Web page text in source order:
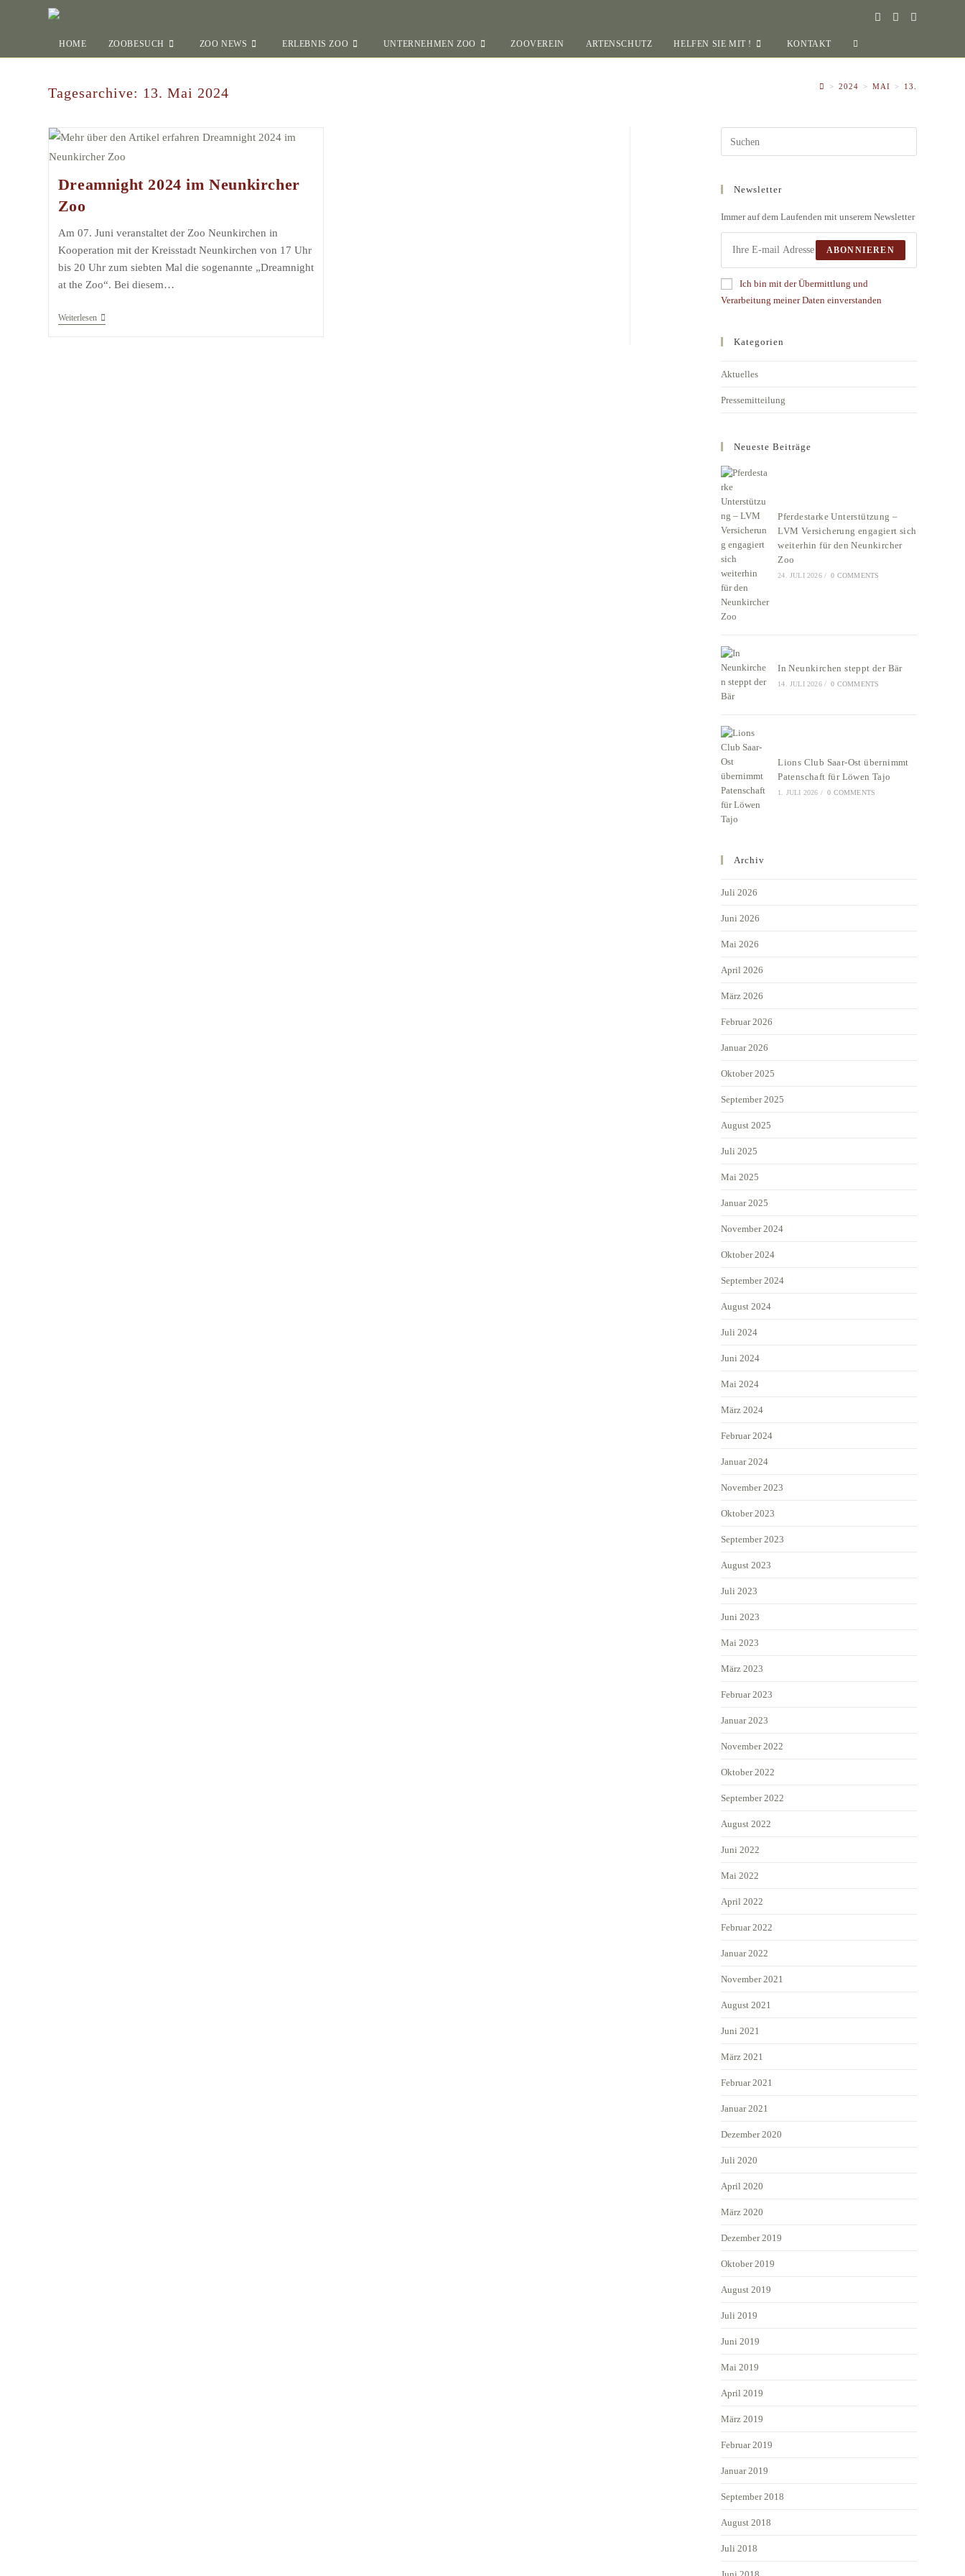
HOME ZOOBESUCH ZOO NEWS ERLEBNIS ZOO UNTERNEHMEN ZOO ZOOVEREIN ARTENSCHUTZ HELFEN SIE MIT ! KONTAKT
Tagesarchive: 13. Mai 2024 > 2024 > MAI > 13.
Dreamnight 2024 im Neunkircher
Zoo
Am 07. Juni veranstaltet der Zoo Neunkirchen in
Kooperation mit der Kreisstadt Neunkirchen von 17 Uhr
bis 20 Uhr zum siebten Mal die sogenannte „Dreamnight
at the Zoo“. Bei diesem…
Weiterlesen
Newsletter
Immer auf dem Laufenden mit unserem Newsletter
ABONNIEREN
Ich bin mit der Übermittlung und
Verarbeitung meiner Daten einverstanden
Kategorien
Aktuelles
Pressemitteilung
Neueste Beiträge
Pferdestarke Unterstützung –
LVM Versicherung engagiert sich
weiterhin für den Neunkircher
Zoo
24. JULI 2026 / 0 COMMENTS
In Neunkirchen steppt der Bär
14. JULI 2026 / 0 COMMENTS
Lions Club Saar-Ost übernimmt
Patenschaft für Löwen Tajo
1. JULI 2026 / 0 COMMENTS
Archiv
Juli 2026
Juni 2026
Mai 2026
April 2026
März 2026
Februar 2026
Januar 2026
Oktober 2025
September 2025
August 2025
Juli 2025
Mai 2025
Januar 2025
November 2024
Oktober 2024
September 2024
August 2024
Juli 2024
Juni 2024
Mai 2024
März 2024
Februar 2024
Januar 2024
November 2023
Oktober 2023
September 2023
August 2023
Juli 2023
Juni 2023
Mai 2023
März 2023
Februar 2023
Januar 2023
November 2022
Oktober 2022
September 2022
August 2022
Juni 2022
Mai 2022
April 2022
Februar 2022
Januar 2022
November 2021
August 2021
Juni 2021
März 2021
Februar 2021
Januar 2021
Dezember 2020
Juli 2020
April 2020
März 2020
Dezember 2019
Oktober 2019
August 2019
Juli 2019
Juni 2019
Mai 2019
April 2019
März 2019
Februar 2019
Januar 2019
September 2018
August 2018
Juli 2018